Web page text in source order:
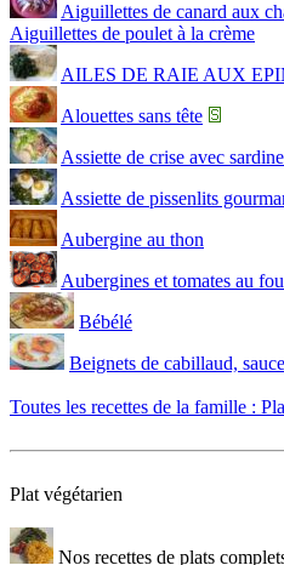
Aiguillettes de canard aux
Aiguillettes de poulet à la crème
AILES DE RAIE AUX
Alouettes sans tête
Assiette de crise avec
Assiette de pissenlits
Aubergine au thon
Aubergines et tomates au
Bébélé
Beignets de cabillaud,
Toutes les recettes de la famille :
Plat végétarien
Nos recettes de plats